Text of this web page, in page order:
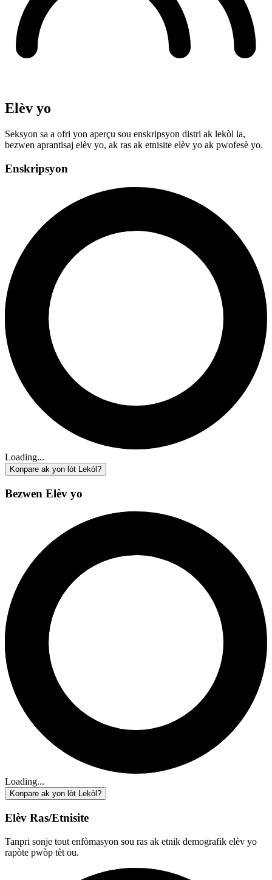
Elèv yo
Seksyon sa a ofri yon aperçu sou enskripsyon distri ak lekòl la,
bezwen aprantisaj elèv yo, ak ras ak etnisite elèv yo ak pwofesè yo.
Enskripsyon
Loading...
Konpare ak yon lòt Lekòl?
Bezwen Elèv yo
Loading...
Konpare ak yon lòt Lekòl?
Elèv Ras/Etnisite
Tanpri sonje tout enfòmasyon sou ras ak etnik demografik elèv yo
rapòte pwòp tèt ou.